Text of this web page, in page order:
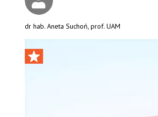
dr hab. Aneta Suchoń, prof. UAM